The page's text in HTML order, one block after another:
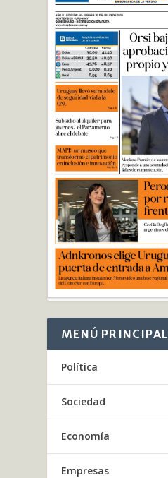
MENÚ PRINCIPAL
Política
Sociedad
Economía
Empresas